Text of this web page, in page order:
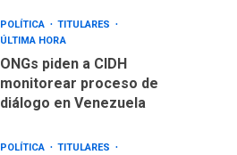
POLÍTICA
TITULARES
ÚLTIMA HORA
ONGs piden a CIDH
monitorear proceso de
diálogo en Venezuela
POLÍTICA
TITULARES